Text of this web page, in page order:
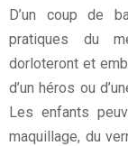
D’un coup de
pratiques du
dorloteront et
d’un héros ou
Les enfants
maquillage, du